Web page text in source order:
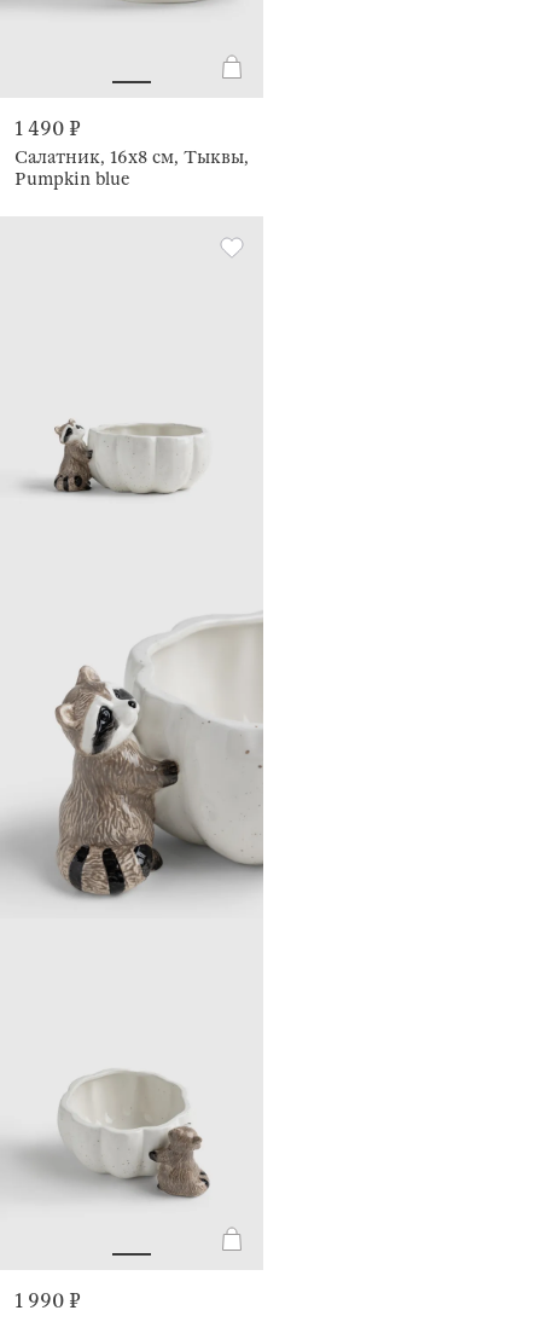
1 490 ₽
Салатник, 16х8 см, Тыквы,
Pumpkin blue
1 990 ₽